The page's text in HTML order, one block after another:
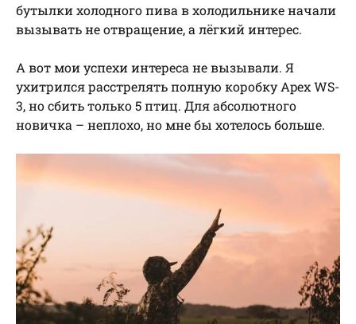
бутылки холодного пива в холодильнике начали
вызывать не отвращение, а лёгкий интерес.
А вот мои успехи интереса не вызывали. Я
ухитрился расстрелять полную коробку Apex WS-
3, но сбить только 5 птиц. Для абсолютного
новичка – неплохо, но мне бы хотелось больше.